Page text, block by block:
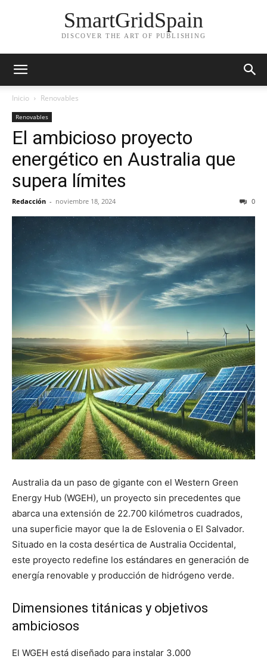
SmartGridSpain
DISCOVER THE ART OF PUBLISHING
Inicio Renovables
Renovables
El ambicioso proyecto
energético en Australia que
supera límites
Redacción - noviembre 18, 2024 0
Australia da un paso de gigante con el Western Green
Energy Hub (WGEH), un proyecto sin precedentes que
abarca una extensión de 22.700 kilómetros cuadrados,
una superficie mayor que la de Eslovenia o El Salvador.
Situado en la costa desértica de Australia Occidental,
este proyecto redefine los estándares en generación de
energía renovable y producción de hidrógeno verde.
Dimensiones titánicas y objetivos
ambiciosos
El WGEH está diseñado para instalar 3.000